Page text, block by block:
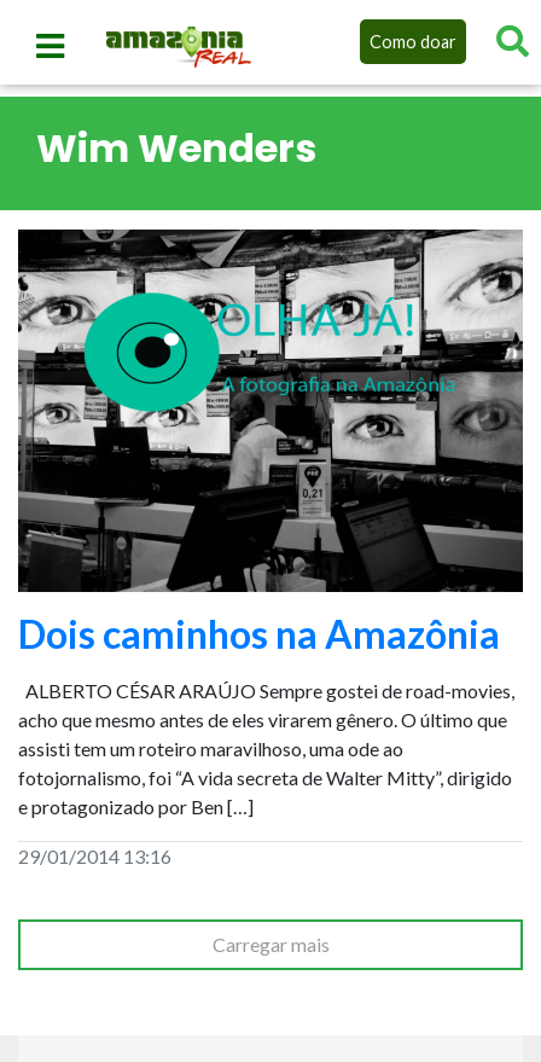
Como doar
Wim Wenders
Dois caminhos na Amazônia
ALBERTO CÉSAR ARAÚJO Sempre gostei de road-movies,
acho que mesmo antes de eles virarem gênero. O último que
assisti tem um roteiro maravilhoso, uma ode ao
fotojornalismo, foi “A vida secreta de Walter Mitty”, dirigido
e protagonizado por Ben […]
29/01/2014 13:16
Carregar mais